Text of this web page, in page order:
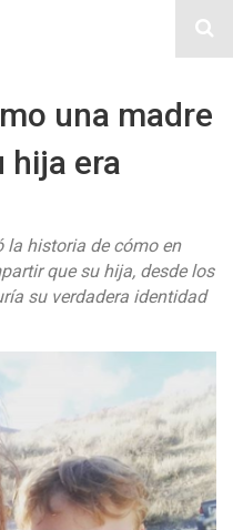
una madre
hija era
la historia de cómo en
que su hija, desde los
su verdadera identidad